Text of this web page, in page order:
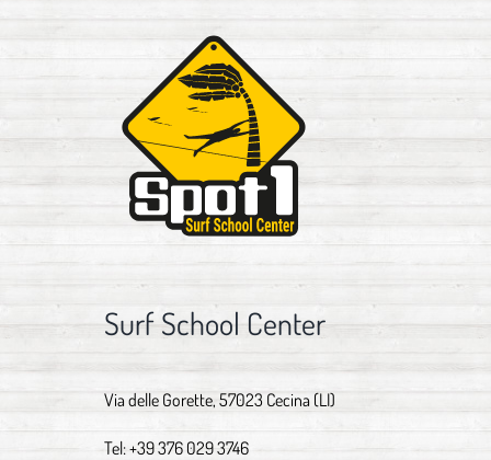
Surf School Center
Via delle Gorette, 57023 Cecina (LI)
Tel:+39 376 029 3746